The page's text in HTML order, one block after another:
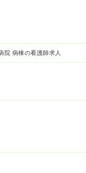
院 病棟の看護師求人